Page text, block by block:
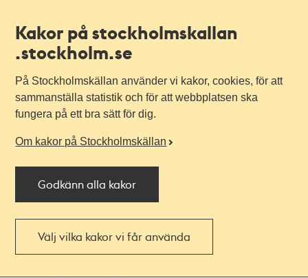
Kakor på stockholmskallan
.stockholm.se
På Stockholmskällan använder vi kakor, cookies, för att
sammanställa statistik och för att webbplatsen ska
fungera på ett bra sätt för dig.
Om kakor på Stockholmskällan
Godkänn alla kakor
Välj vilka kakor vi får använda